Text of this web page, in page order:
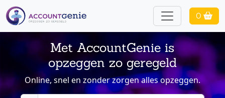
0
Met AccountGenie is
opzeggen zo geregeld
Online, snel en zonder zorgen alles opzeggen.